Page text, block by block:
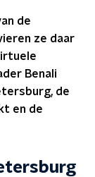
de
ze daar
Benali
de
en de